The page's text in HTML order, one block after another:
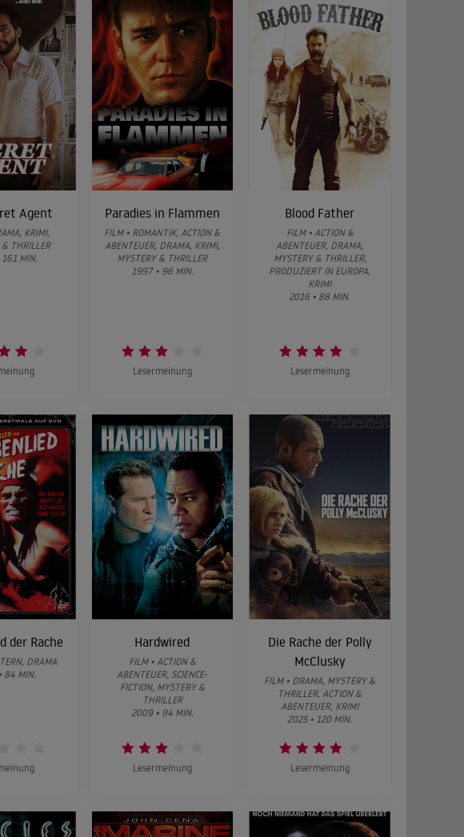
Agent
KRIMI,
& THRILLER
MIN.
Paradies in Flammen
FILM • ROMANTIK, ACTION &
ABENTEUER, DRAMA, KRIMI,
MYSTERY & THRILLER
1997 • 96 MIN.
Lesermeinung
Blood Father
FILM • ACTION &
ABENTEUER, DRAMA,
MYSTERY & THRILLER,
PRODUZIERT IN EUROPA,
KRIMI
2016 • 88 MIN.
Lesermeinung
der Rache
DRAMA
84 MIN.
Hardwired
FILM • ACTION &
ABENTEUER, SCIENCE-
FICTION, MYSTERY &
THRILLER
2009 • 94 MIN.
Lesermeinung
Die Rache der Polly
McClusky
FILM • DRAMA, MYSTERY &
THRILLER, ACTION &
ABENTEUER, KRIMI
2025 • 120 MIN.
Lesermeinung